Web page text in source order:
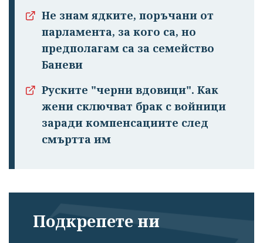
Не знам ядките, поръчани от
парламента, за кого са, но
предполагам са за семейство
Баневи
Руските "черни вдовици". Как
жени сключват брак с войници
заради компенсациите след
смъртта им
Подкрепете ни